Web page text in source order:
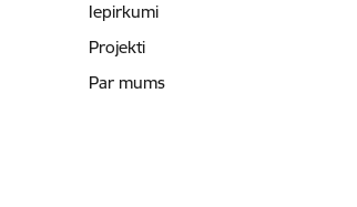
Iepirkumi
Projekti
Par mums